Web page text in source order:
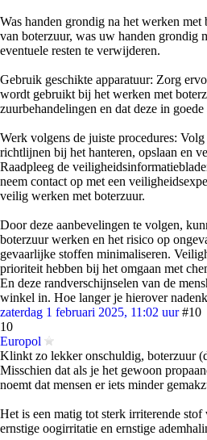
Was handen grondig na het werken met
van boterzuur, was uw handen grondig
eventuele resten te verwijderen.
Gebruik geschikte apparatuur: Zorg
wordt gebruikt bij het werken met
zuurbehandelingen en dat deze in goede
Werk volgens de juiste procedures:
richtlijnen bij het hanteren, opslaan en
Raadpleeg de
neem contact op met een
veilig werken met boterzuur.
Door deze aanbevelingen te volgen,
boterzuur werken en het risico op
gevaarlijke stoffen minimaliseren.
prioriteit hebben bij het omgaan met
En deze randverschijnselen van de
winkel in. Hoe langer je hierover
zaterdag 1 februari 2025, 11:02 uur #10
10
Europol
Klinkt zo lekker onschuldig, boterzuur
Misschien dat als je het gewoon
noemt dat mensen er iets minder
Het is een matig tot sterk irriterende
ernstige oogirritatie en ernstige